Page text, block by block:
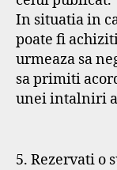
In situatia in
poate fi
urmeaza sa
sa primiti
unei intalniri
5. Rezervati o